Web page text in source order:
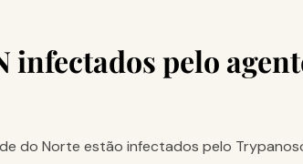
infectados pelo
do Norte estão infectados pelo